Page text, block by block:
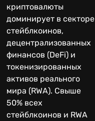
криптовалюты
доминирует в секторе
стейблкоинов,
децентрализованных
финансов (DeFi) и
токенизированных
активов реального
мира (RWA). Свыше
50% всех
стейблкоинов и RWA